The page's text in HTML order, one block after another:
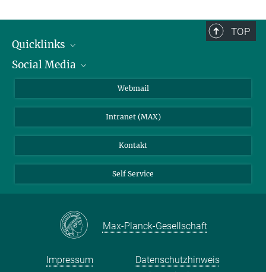
TOP
Quicklinks
IMPRS Graduiertenschule
Wetterstation
Social Media
BlueSky
Webmail
Intranet (MAX)
Kontakt
Self Service
Max-Planck-Gesellschaft
Impressum
Datenschutzhinweis